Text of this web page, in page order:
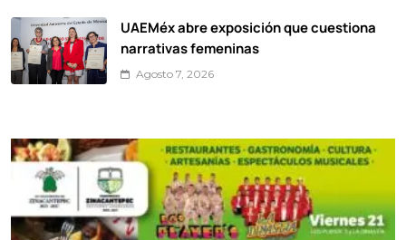
UAEMéx abre exposición que cuestiona
narrativas femeninas
Agosto 7, 2026